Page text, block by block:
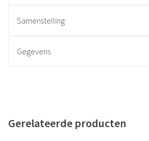
Samenstelling
Gegevens
Gerelateerde producten